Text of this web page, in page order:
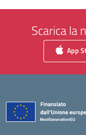
Scarica la
App